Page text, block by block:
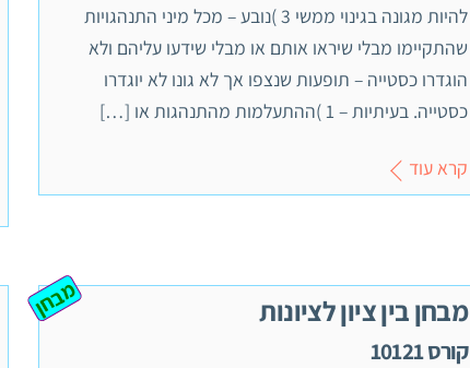
להיות מגונה בגינוי ממשי 3 )נובע – מכל מיני התנהגויות
שהתקיימו מבלי שיראו אותם או מבלי שידעו עליהם ולא
הוגדרו כסטייה – תופעות שנצפו אך לא גונו לא יוגדרו
כסטייה. בעיתיות – 1 )ההתעלמות מהתנהגות או […]
קרא עוד
מבחן בין ציון לציונות
קורס 10121
מבחן